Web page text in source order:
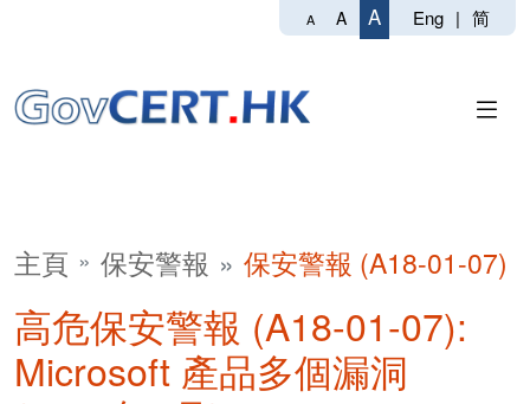
A A A Eng | 简
主頁 保安警報 保安警報 (A18-01-07)
高危保安警報 (A18-01-07):
Microsoft 產品多個漏洞